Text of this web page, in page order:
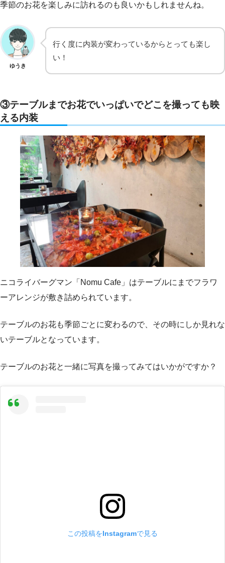
季節のお花を楽しみに訪れるのも良いかもしれませんね。
ゆうき
行く度に内装が変わっているからとっても楽し
い！
③テーブルまでお花でいっぱいでどこを撮っても映
える内装
ニコライバーグマン「Nomu Cafe」はテーブルにまでフラワ
ーアレンジが敷き詰められています。
テーブルのお花も季節ごとに変わるので、その時にしか見れな
いテーブルとなっています。
テーブルのお花と一緒に写真を撮ってみてはいかがですか？
この投稿をInstagramで見る